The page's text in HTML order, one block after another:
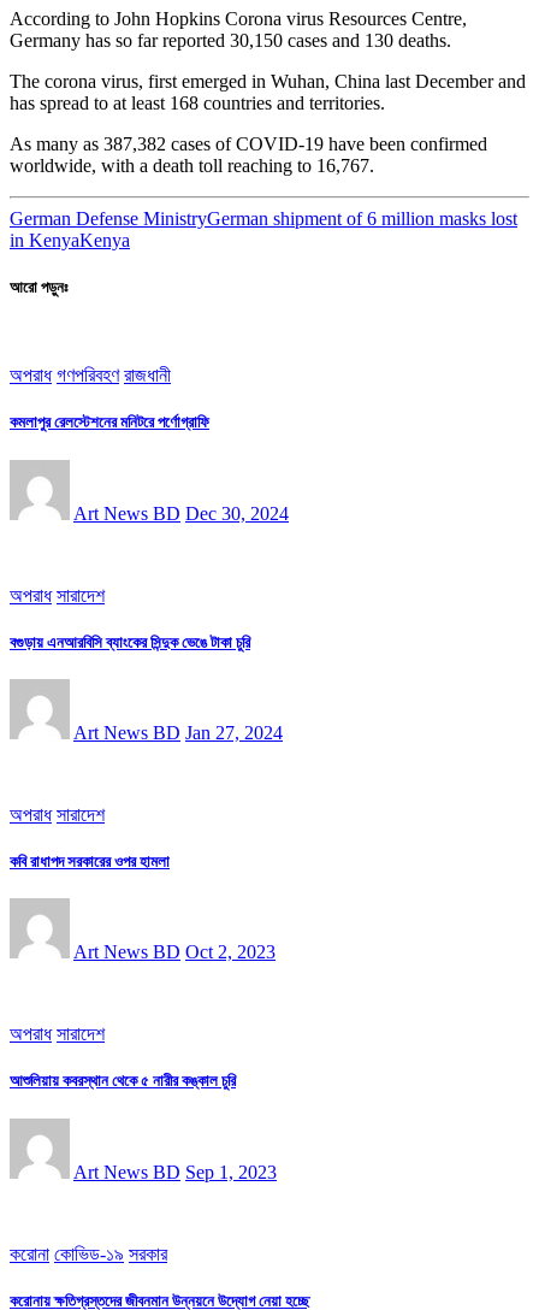
According to John Hopkins Corona virus Resources Centre,
Germany has so far reported 30,150 cases and 130 deaths.
The corona virus, first emerged in Wuhan, China last December and
has spread to at least 168 countries and territories.
As many as 387,382 cases of COVID-19 have been confirmed
worldwide, with a death toll reaching to 16,767.
German Defense MinistryGerman shipment of 6 million masks lost
in KenyaKenya
আরো পড়ুনঃ
অপরাধ গণপরিবহণ রাজধানী
কমলাপুর রেলস্টেশনের মনিটরে পর্ণোগ্রাফি
Art News BD Dec 30, 2024
অপরাধ সারাদেশ
বগুড়ায় এনআরবিসি ব্যাংকের সিন্দুক ভেঙে টাকা চুরি
Art News BD Jan 27, 2024
অপরাধ সারাদেশ
কবি রাধাপদ সরকারের ওপর হামলা
Art News BD Oct 2, 2023
অপরাধ সারাদেশ
আশুলিয়ায় কবরস্থান থেকে ৫ নারীর কঙ্কাল চুরি
Art News BD Sep 1, 2023
করোনা কোভিড-১৯ সরকার
করোনায় ক্ষতিগ্রস্তদের জীবনমান উন্নয়নে উদ্যোগ নেয়া হচ্ছে